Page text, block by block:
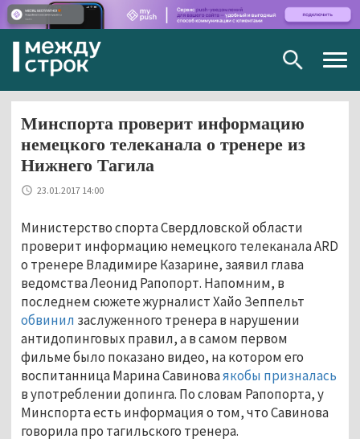
Минспорта проверит информацию
немецкого телеканала о тренере из
Нижнего Тагила
23.01.2017 14:00
Министерство спорта Свердловской области
проверит информацию немецкого телеканала ARD
о тренере Владимире Казарине, заявил глава
ведомства Леонид Рапопорт. Напомним, в
последнем сюжете журналист Хайо Зеппельт
обвинил заслуженного тренера в нарушении
антидопинговых правил, а в самом первом
фильме было показано видео, на котором его
воспитанница Марина Савиноваякобы призналась
в употреблении допинга. По словам Рапопорта, у
Минспорта есть информация о том, что Савинова
говорила про тагильского тренера.